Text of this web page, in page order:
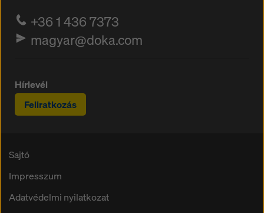
+36 1 436 7373
magyar@doka.com
Hírlevél
Feliratkozás
Sajtó
Impresszum
Adatvédelmi nyilatkozat